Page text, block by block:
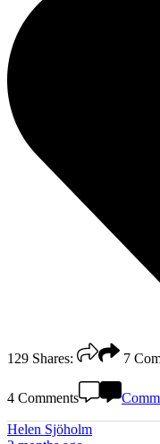
129 Shares: 7
4 Comments
Helen Sjöholm